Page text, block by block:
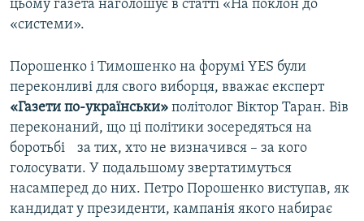
цьому газета наголошує в статті «На поклон до
«системи».
Порошенко і Тимошенко на форумі YES були
переконливі для свого виборця, вважає експерт
«Газети по-українськи» політолог Віктор Таран. Вів
переконаний, що ці політики зосередяться на
боротьбі за тих, хто не визначився – за кого
голосувати. У подальшому звертатимуться
насамперед до них. Петро Порошенко виступав, як
кандидат у президенти, кампанія якого набирає